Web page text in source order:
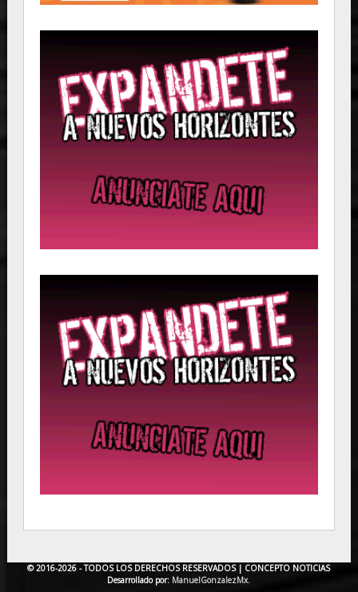
© 2016-2026 - TODOS LOS DERECHOS RESERVADOS | CONCEPTO NOTICIAS
Desarrollado por: ManuelGonzalezMx.